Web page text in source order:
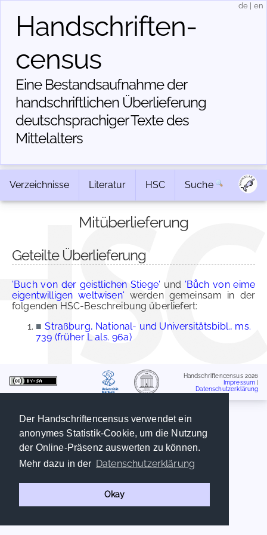
Der Handschriftencensus verwendet ein
anonymes Statistik-Cookie, um die Nutzung
der Online-Präsenz auswerten zu können.
Mehr dazu in der Datenschutzerklärung
Okay
Handschriften­
census
Eine Bestandsaufnahme der
handschriftlichen Über­lieferung
deutschsprachiger Texte des
Mittelalters
de en
Verzeichnisse Literatur HSC Suche
Mitüberlieferung
Geteilte Überlieferung
'Buch von der geistlichen Stiege' und 'Bůch von eime
eigentwilligen weltwisen' werden gemeinsam in der
folgenden HSC-Beschreibung überliefert:
■ Straßburg, National- und Universitätsbibl., ms.
739 (früher L als. 96a)
Handschriftencensus 2026
Impressum
Datenschutzerklärung